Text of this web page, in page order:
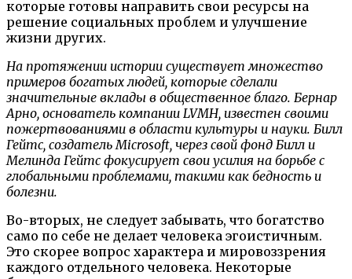
которые готовы направить свои ресурсы на
решение социальных проблем и улучшение
жизни других.
На протяжении истории существует множество
примеров богатых людей, которые сделали
значительные вклады в общественное благо. Бернар
Арно, основатель компании LVMH, известен своими
пожертвованиями в области культуры и науки. Билл
Гейтс, создатель Microsoft, через свой фонд Билл и
Мелинда Гейтс фокусирует свои усилия на борьбе с
глобальными проблемами, такими как бедность и
болезни.
Во-вторых, не следует забывать, что богатство
само по себе не делает человека эгоистичным.
Это скорее вопрос характера и мировоззрения
каждого отдельного человека. Некоторые